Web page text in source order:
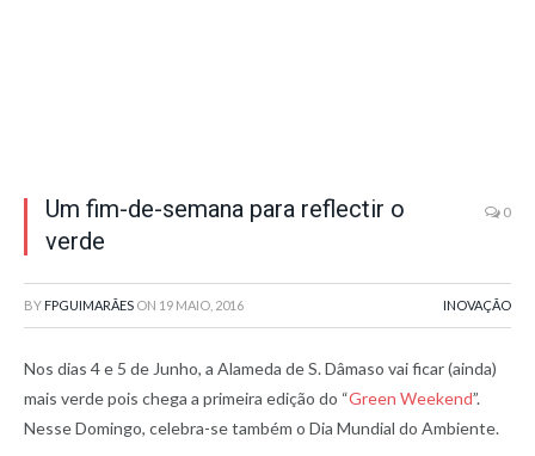
Um fim-de-semana para reflectir o
verde
0
BY FPGUIMARÃES ON 19 MAIO, 2016 INOVAÇÃO
Nos dias 4 e 5 de Junho, a Alameda de S. Dâmaso vai ficar (ainda)
mais verde pois chega a primeira edição do “Green Weekend”.
Nesse Domingo, celebra-se também o Dia Mundial do Ambiente.